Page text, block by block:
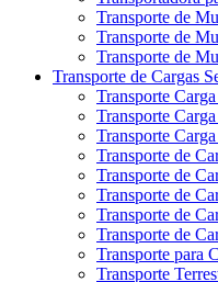
Transporte de
Transporte de
Transporte de
Transporte de Cargas
Transporte Carga
Transporte Carga
Transporte
Transporte de
Transporte de
Transporte de
Transporte de
Transporte de
Transporte para
Transporte